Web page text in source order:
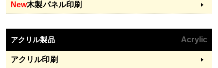
New木製パネル印刷
アクリル製品 Acrylic
アクリル印刷